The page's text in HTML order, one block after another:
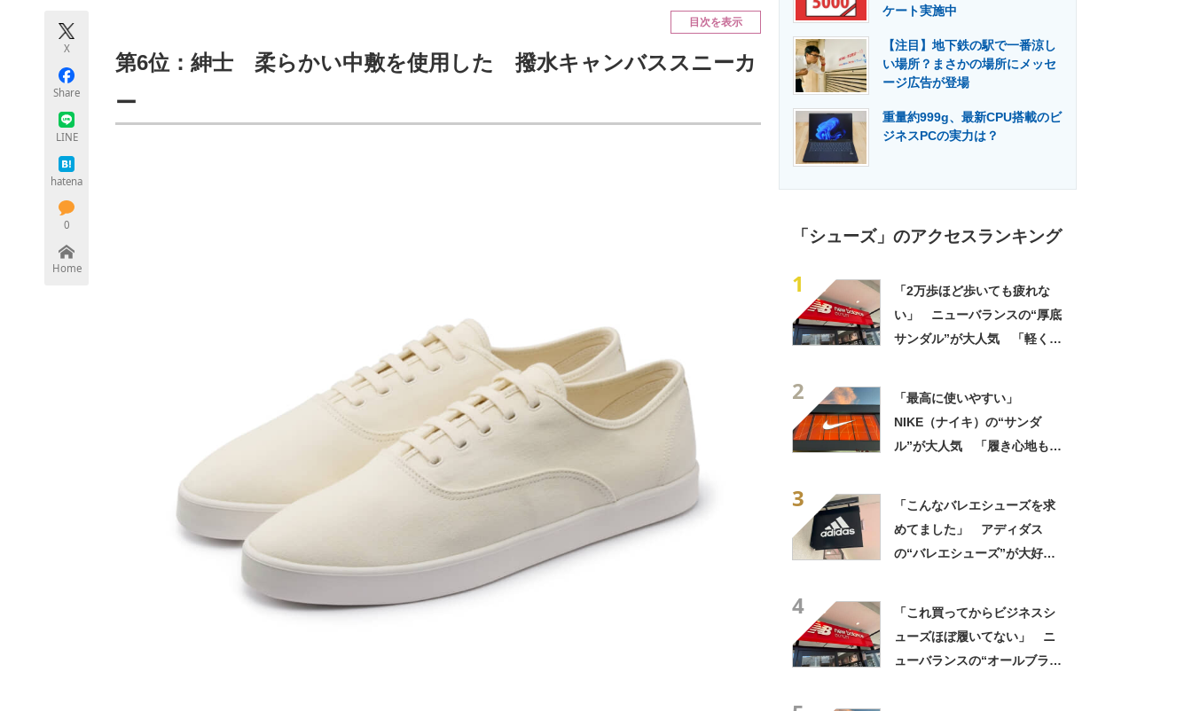
X
Share
LINE
hatena
0
Home
目次を表示
第6位：紳士 柔らかい中敷を使用した 撥水キャンバススニーカ
ー
ケート実施中
【注目】地下鉄の駅で一番涼し
い場所？まさかの場所にメッセ
ージ広告が登場
重量約999g、最新CPU搭載のビ
ジネスPCの実力は？
「シューズ」のアクセスランキング
1
「2万歩ほど歩いても疲れな
い」 ニューバランスの“厚底
サンダル”が大人気 「軽くて
2
「最高に使いやすい」
NIKE（ナイキ）の“サンダ
ル”が大人気 「履き心地もク
3
「こんなバレエシューズを求
めてました」 アディダス
の“バレエシューズ”が大好
4
「これ買ってからビジネスシ
ューズほぼ履いてない」 ニ
ューバランスの“オールブラッ